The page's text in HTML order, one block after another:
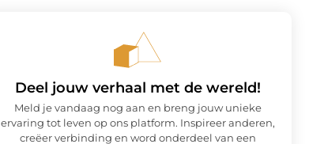
Deel jouw verhaal met de wereld!
Meld je vandaag nog aan en breng jouw unieke
ervaring tot leven op ons platform. Inspireer anderen,
creëer verbinding en word onderdeel van een